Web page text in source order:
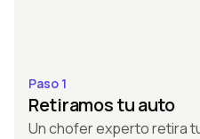
Paso 1
Retiramos tu auto
Un chofer experto retira